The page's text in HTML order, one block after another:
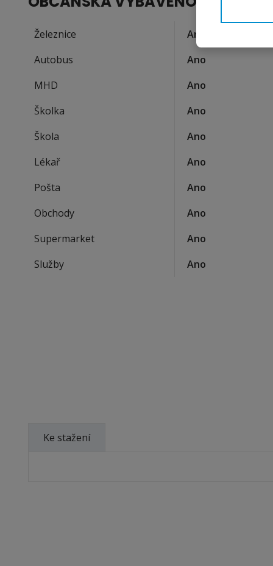
Železnice
Ano
Autobus
Ano
MHD
Ano
Školka
Ano
Škola
Ano
Lékař
Ano
Pošta
Ano
Obchody
Ano
Supermarket
Ano
Služby
Ano
Ke stažení